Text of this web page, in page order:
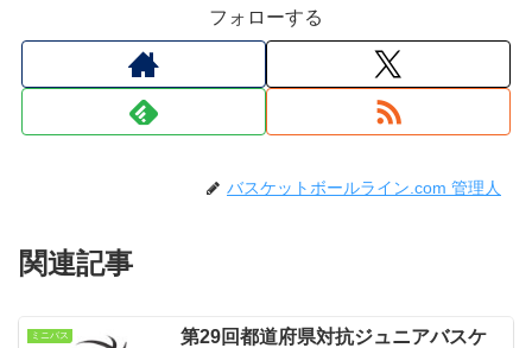
フォローする
バスケットボールライン.com 管理人
関連記事
ミニバス
第29回都道府県対抗ジュニアバスケ